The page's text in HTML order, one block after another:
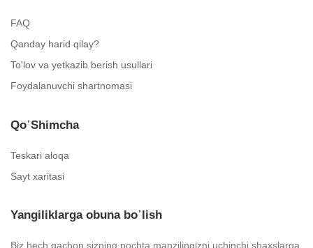
FAQ
Qanday harid qilay?
To'lov va yetkazib berish usullari
Foydalanuvchi shartnomasi
Qo᾿shimcha
Teskari aloqa
Sayt xaritasi
Yangiliklarga obuna bo᾿lish
Biz hech qachon sizning pochta manzilingizni uchinchi shaxslarga